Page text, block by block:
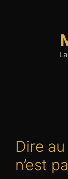
Dire
n’est